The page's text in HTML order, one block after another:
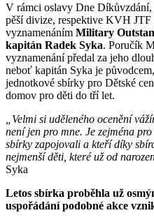
V rámci oslavy Dne Díkůvzdání,
pěší divize, respektive KVH JTF
vyznamenáním Military
kapitán Radek Syka. Poručík
vyznamenání předal za jeho
neboť kapitán Syka je
jednotkové sbírky pro Dětské
domov pro děti do tří let.
„Velmi si uděleného ocenění
není jen pro mne. Je zejména
sbírky zapojovali a kteří díky
nejmenší děti, které už od
Syka
Letos sbírka proběhla už
uspořádání podobné akce